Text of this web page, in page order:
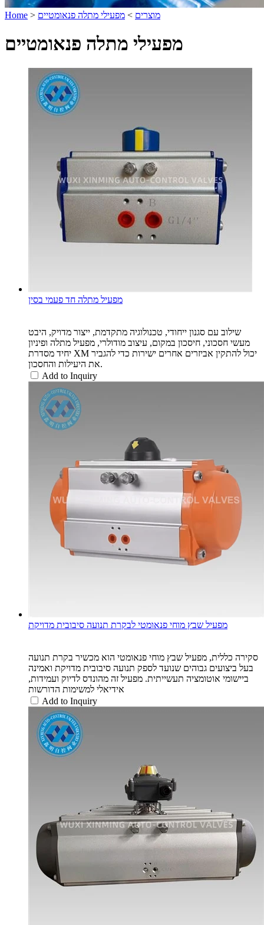
Home > מוצרים > מפעילי מתלה פנאומטיים
מפעילי מתלה פנאומטיים
מפעיל מתלה חד פעמי בסין
שילוב עם סגנון ייחודי, טכנולוגיה מתקדמת, ייצור מדויק, היבט
מעשי חסכוני, חיסכון במקום, עיצוב מודולרי, מפעיל מתלה ופיניון
יחיד מסדרת XM יכול להתקין אביזרים אחרים ישירות כדי להגביר
את היעילות והחסכון.
Add to Inquiry
מפעיל שבץ מוחי פנאומטי לבקרת תנועה סיבובית מדויקת
סקירה כללית, מפעיל שבץ מוחי פנאומטי הוא מכשיר בקרת תנועה
בעל ביצועים גבוהים שנועד לספק תנועה סיבובית מדויקת ואמינה
ביישומי אוטומציה תעשייתית. מפעיל זה מהונדס לדיוק ועמידות,
אידיאלי למשימות הדורשות
Add to Inquiry